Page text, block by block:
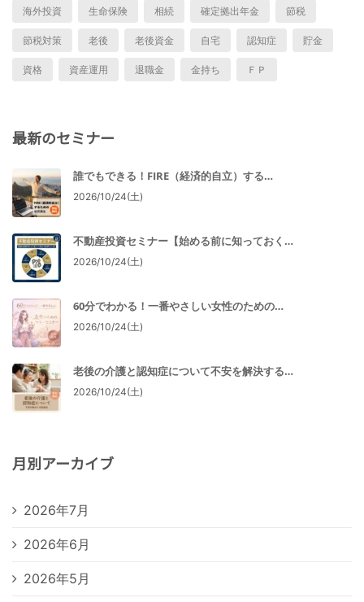
海外投資 生命保険 相続 確定拠出年金 節税
節税対策 老後 老後資金 自宅 認知症 貯金
資格 資産運用 退職金 金持ち ＦＰ
最新のセミナー
誰でもできる！FIRE（経済的自立）する…
2026/10/24(土)
不動産投資セミナー【始める前に知っておく…
2026/10/24(土)
60分でわかる！一番やさしい女性のための…
2026/10/24(土)
老後の介護と認知症について不安を解決する…
2026/10/24(土)
月別アーカイブ
2026年7月
2026年6月
2026年5月